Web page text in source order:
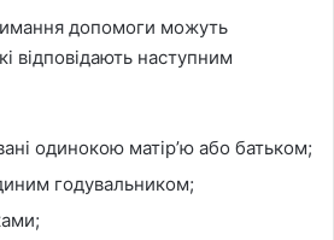
допомоги можуть
відповідають наступним
одинокою матір’ю або батьком;
годувальником;